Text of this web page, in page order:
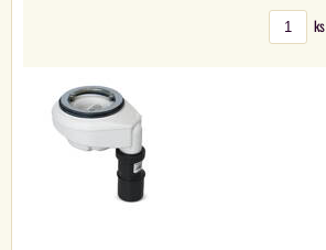
ks